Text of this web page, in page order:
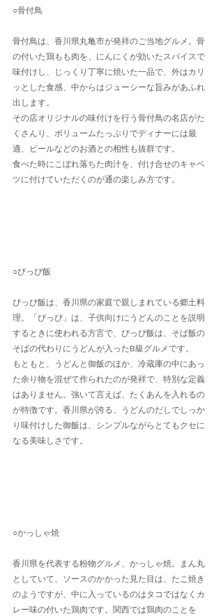
○骨付鳥
骨付鳥は、香川県丸亀市が発祥のご当地グルメ。骨
の付いた鶏もも肉を、にんにくが効いたスパイスで
味付けし、じっくり丁寧に焼いた一品で、外はカリ
ッとした食感、中からはジューシーな旨みがあふれ
出します。
その店オリジナルの味付けを行う骨付鳥の名店がた
くさんり、ボリュームたっぷりでディナーには最
適、ビールなどのお酒との相性も抜群です。
食べた時にこぼれ落ちた肉汁を、付け合せのキャベ
ツに付けていただくのが通の楽しみ方です。
○ぴっぴ飯
ぴっぴ飯は、香川県の家庭で親しまれている郷土料
理。「ぴっぴ」は、子供向けにうどんのことを説明
するときに使われる方言で、ぴっぴ飯は、そば飯の
そばの代わりにうどんが入ったB級グルメです。
もともと、うどんと御飯のほか、冷蔵庫の中にあっ
た余り物を混ぜて作られたのが発祥で、特別な定義
はありません。強いて言えば、たくあんを入れるの
が特徴です。香川県が誇る、うどんのだしでしっか
り味付けした御飯は、シンプルながらとてもクセに
なる美味しさです。
○かっしゃ焼
香川県を代表する粉物グルメ、かっしゃ焼。まん丸
としていて、ソースのかかった見た目は、たこ焼き
のようですが、中に入っているのはタコではなくカ
レー味の付いた鶏肉です。関西では鶏肉のことを